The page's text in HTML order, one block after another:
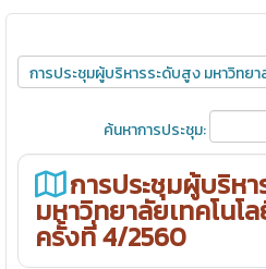
ค้นหาการประชุม:
การประชุมผู้บริห
มหาวิทยาลัยเทคโน
ครั้งที่ 4/2560